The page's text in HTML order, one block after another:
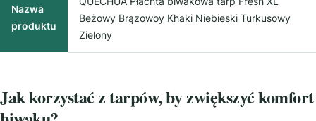
Nazwa
produktu
Beżowy Brązowoy Khaki Niebieski Turkusowy
Zielony
Jak korzystać z tarpów, by zwiększyć komfort